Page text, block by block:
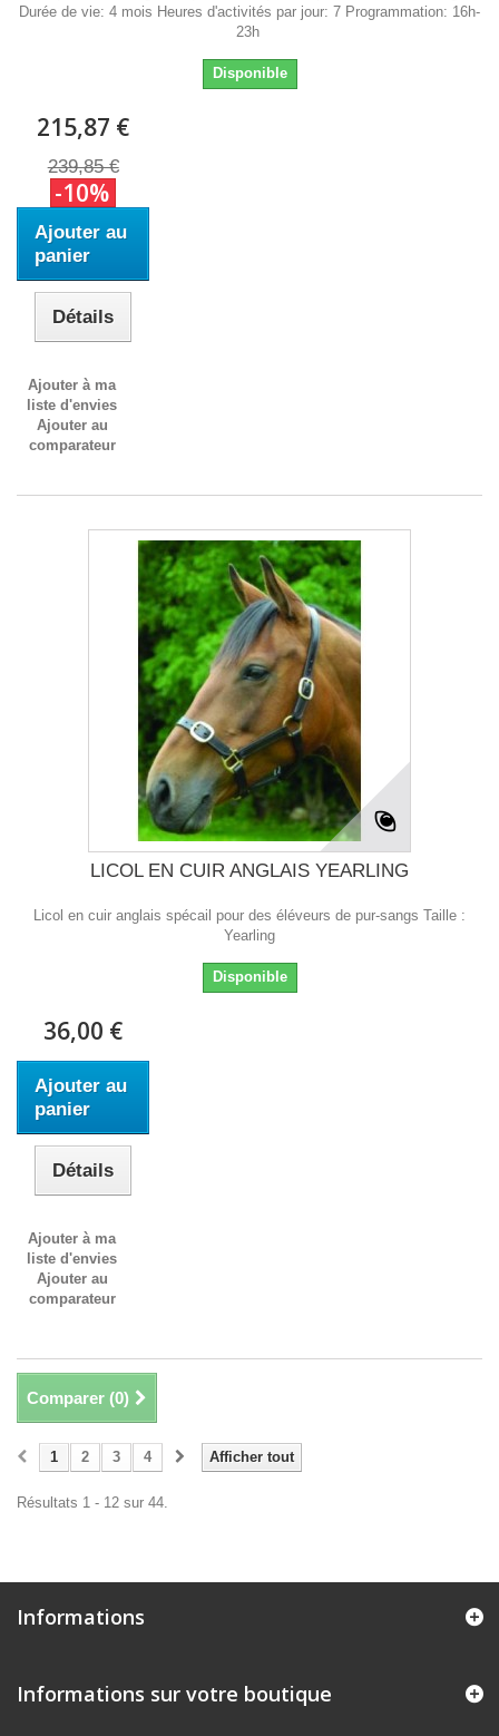
Durée de vie: 4 mois Heures d'activités par jour: 7 Programmation: 16h-
23h
Disponible
215,87 €
239,85 €
-10%
Ajouter au
panier
Détails
Ajouter à ma
liste d'envies
Ajouter au
comparateur
LICOL EN CUIR ANGLAIS YEARLING
Licol en cuir anglais spécail pour des éléveurs de pur-sangs Taille :
Yearling
Disponible
36,00 €
Ajouter au
panier
Détails
Ajouter à ma
liste d'envies
Ajouter au
comparateur
Comparer (0)
Afficher tout
1 2 3 4
Résultats 1 - 12 sur 44.
Informations
Informations sur votre boutique